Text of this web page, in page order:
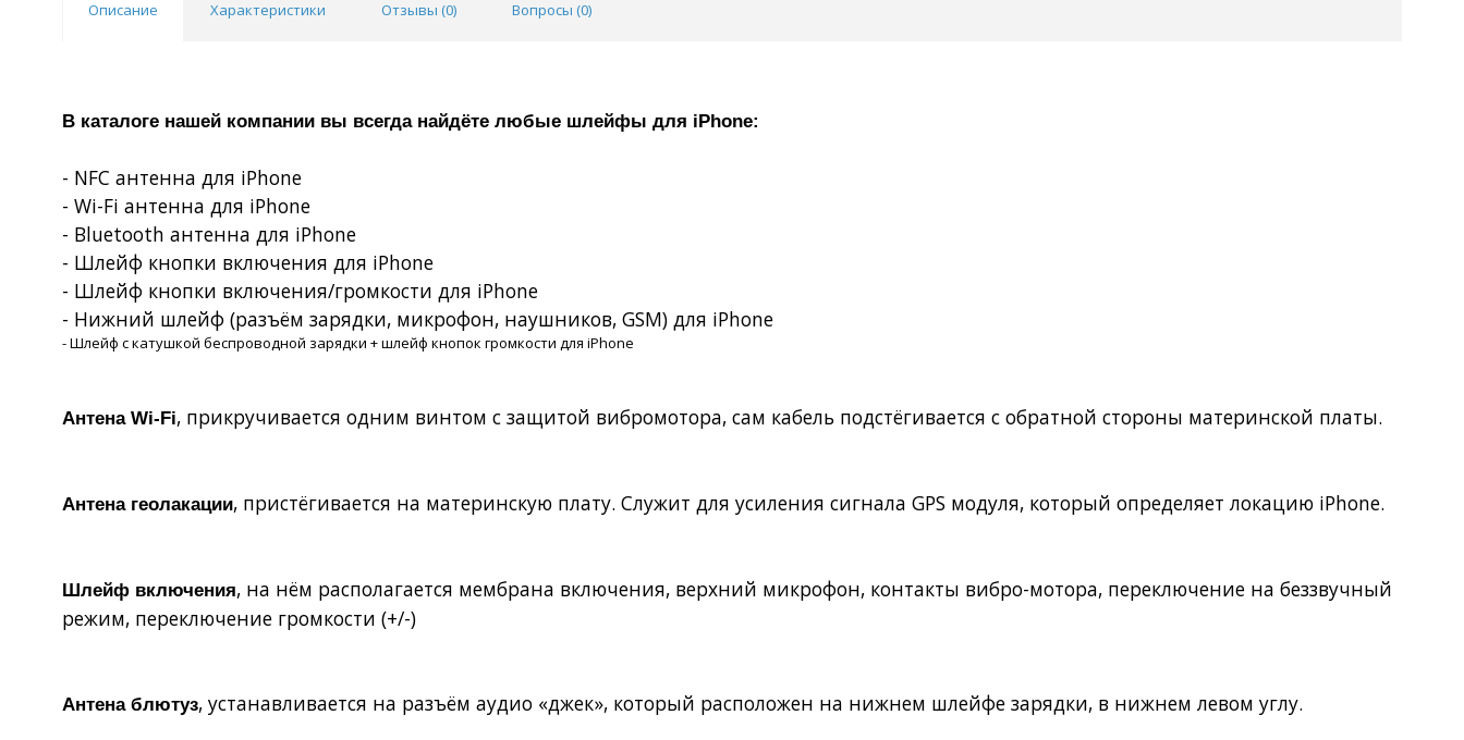
Описание Характеристики Отзывы (0) Вопросы (0)
В каталоге нашей компании вы всегда найдёте любые шлейфы для iPhone:
- NFC антенна для iPhone
- Wi-Fi антенна для iPhone
- Bluetooth антенна для iPhone
- Шлейф кнопки включения для iPhone
- Шлейф кнопки включения/громкости для iPhone
- Нижний шлейф (разъём зарядки, микрофон, наушников, GSM) для iPhone
- Шлейф с катушкой беспроводной зарядки + шлейф кнопок громкости для iPhone
Антена Wi-Fi, прикручивается одним винтом с защитой вибромотора, сам кабель подстёгивается с обратной стороны материнской платы.
Антена геолакации, пристёгивается на материнскую плату. Служит для усиления сигнала GPS модуля, который определяет локацию iPhone.
Шлейф включения, на нём располагается мембрана включения, верхний микрофон, контакты вибро-мотора, переключение на беззвучный
режим, переключение громкости (+/-)
Антена блютуз, устанавливается на разъём аудио «джек», который расположен на нижнем шлейфе зарядки, в нижнем левом углу.